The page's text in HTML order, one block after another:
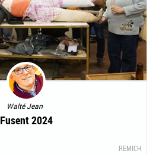
Walté Jean
Fusent 2024
REMICH